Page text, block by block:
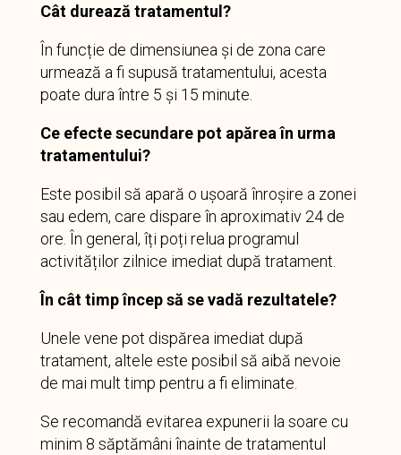
Cât durează tratamentul?
În funcție de dimensiunea și de zona care
urmează a fi supusă tratamentului, acesta
poate dura între 5 și 15 minute.
Ce efecte secundare pot apărea în urma
tratamentului?
Este posibil să apară o ușoară înroșire a zonei
sau edem, care dispare în aproximativ 24 de
ore. În general, îți poți relua programul
activităților zilnice imediat după tratament.
În cât timp încep să se vadă rezultatele?
Unele vene pot dispărea imediat după
tratament, altele este posibil să aibă nevoie
de mai mult timp pentru a fi eliminate.
Se recomandă evitarea expunerii la soare cu
minim 8 săptămâni înainte de tratamentul